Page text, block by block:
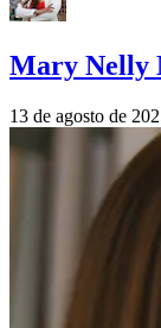
Mary Nelly
13 de agosto de